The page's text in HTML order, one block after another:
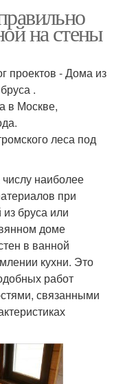
на стены
проектов - Дома из
.
в Москве,
леса под
числу наиболее
при
бруса или
доме
в ванной
кухни. Это
работ
связанными